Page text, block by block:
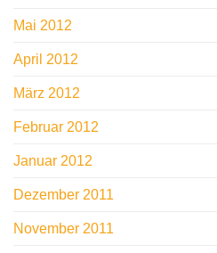
Mai 2012
April 2012
März 2012
Februar 2012
Januar 2012
Dezember 2011
November 2011